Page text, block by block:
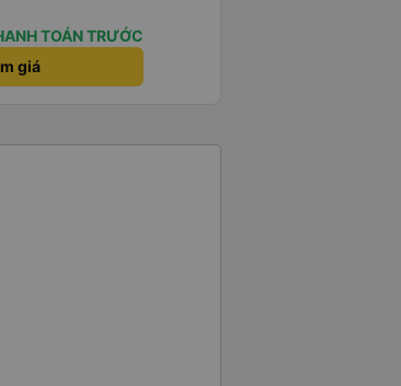
TOÁN TRƯỚC
giá